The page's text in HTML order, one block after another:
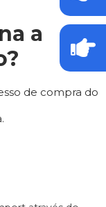
a
de compra do